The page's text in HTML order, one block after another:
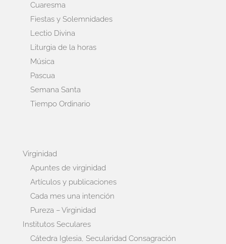
Cuaresma
Fiestas y Solemnidades
Lectio Divina
Liturgia de la horas
Música
Pascua
Semana Santa
Tiempo Ordinario
Virginidad
Apuntes de virginidad
Artículos y publicaciones
Cada mes una intención
Pureza – Virginidad
Institutos Seculares
Cátedra Iglesia, Secularidad Consagración